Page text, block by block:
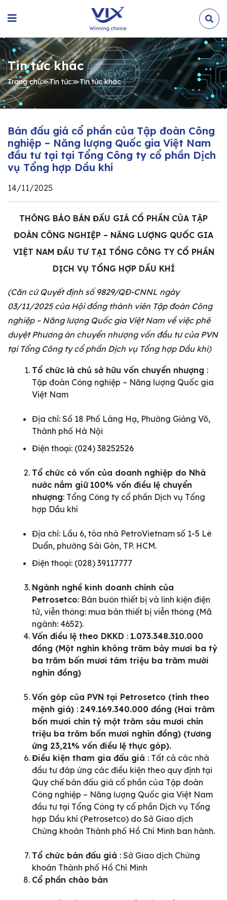
Tin tức khác
Trang chủ≫Tin tức≫Tin tức khác
Bán đấu giá cổ phần của Tập đoàn Công
nghiệp – Năng lượng Quốc gia Việt Nam
đầu tư tại tại Tổng Công ty cổ phần Dịch
vụ Tổng hợp Dầu khí
14/11/2025
THÔNG BÁO BÁN ĐẤU GIÁ CỔ PHẦN CỦA TẬP
ĐOÀN CÔNG NGHIỆP – NĂNG LƯỢNG QUỐC GIA
VIỆT NAM ĐẦU TƯ TẠI TỔNG CÔNG TY CỔ PHẦN
DỊCH VỤ TỔNG HỢP DẦU KHÍ
(Căn cứ Quyết định số 9829/QĐ-CNNL ngày
03/11/2025 của Hội đồng thành viên Tập đoàn Công
nghiệp – Năng lượng Quốc gia Việt Nam về việc phê
duyệt Phương án chuyển nhượng vốn đầu tư của PVN
tại Tổng Công ty cổ phần Dịch vụ Tổng hợp Dầu khí)
Tổ chức là chủ sở hữu vốn chuyển nhượng :
Tập đoàn Công nghiệp – Năng lượng Quốc gia
Việt Nam
Địa chỉ: Số 18 Phố Láng Hạ, Phường Giảng Võ,
Thành phố Hà Nội
Điện thoại: (024) 38252526
Tổ chức có vốn của doanh nghiệp do Nhà
nước nắm giữ 100% vốn điều lệ chuyển
nhượng: Tổng Công ty cổ phần Dịch vụ Tổng
hợp Dầu khí
Địa chỉ: Lầu 6, tòa nhà PetroVietnam số 1-5 Lê
Duẩn, phường Sài Gòn, TP. HCM.
Điện thoại: (028) 39117777
Ngành nghề kinh doanh chính của
Petrosetco: Bán buôn thiết bị và linh kiện điện
tử, viễn thông: mua bán thiết bị viễn thông (Mã
ngành: 4652).
Vốn điều lệ theo DKKD : 1.073.348.310.000
đồng (Một nghìn không trăm bảy mươi ba tỷ
ba trăm bốn mươi tám triệu ba trăm mười
nghìn đồng)
Vốn góp của PVN tại Petrosetco (tính theo
mệnh giá) : 249.169.340.000 đồng (Hai trăm
bốn mươi chín tỷ một trăm sáu mươi chín
triệu ba trăm bốn mươi nghìn đồng) (tương
ứng 23,21% vốn điều lệ thực góp).
Điều kiện tham gia đấu giá : Tất cả các nhà
đầu tư đáp ứng các điều kiện theo quy định tại
Quy chế bán đấu giá cổ phần của Tập đoàn
Công nghiệp – Năng lượng Quốc gia Việt Nam
đầu tư tại Tổng Công ty cổ phần Dịch vụ Tổng
hợp Dầu khí (Petrosetco) do Sở Giao dịch
Chứng khoán Thành phố Hồ Chí Minh ban hành.
Tổ chức bán đấu giá : Sở Giao dịch Chứng
khoán Thành phố Hồ Chí Minh
Cổ phần chào bán